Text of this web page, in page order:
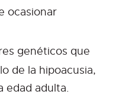
ocasionar
genéticos que
de la hipoacusia,
edad adulta.